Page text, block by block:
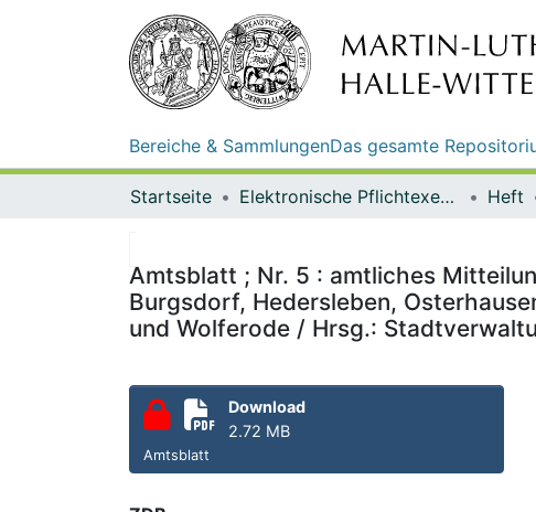
Bereiche & SammlungenDas gesamte
Startseite Elektronische Pflichtexemplare Heft
Amtsblatt ; Nr. 5 : amtliches
Burgsdorf, Hedersleben,
und Wolferode / Hrsg.:
Download
2.72 MB
Amtsblatt